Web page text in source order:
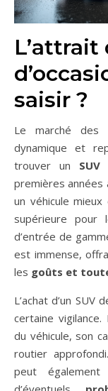
L’attrait
saisir ?
Le marché des
dynamique et
trouver un
premières années
un véhicule mieux
supérieure pour
d’entrée de
est immense,
les goûts et
L’achat d’un
certaine
du véhicule, son
routier
peut